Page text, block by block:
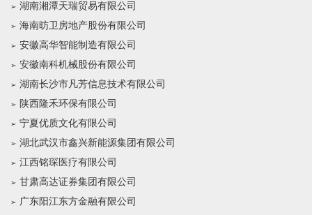
湖南湘潭天瑞贸易有限公司
海南昉卫房地产股份有限公司
安徽高华智能制造有限公司
安徽南科机械股份有限公司
湖南长沙市凡芳信息技术有限公司
陕西隆禾环保有限公司
宁夏优质文化有限公司
湖北武汉市鑫兴新能源集团有限公司
江西铭琛医疗有限公司
甘肃高达证券集团有限公司
广东阳江东方金融有限公司